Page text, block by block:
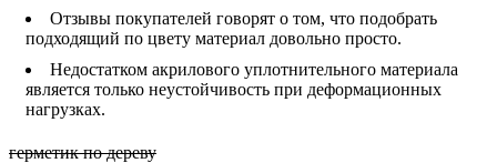
Отзывы покупателей говорят о том, что подобрать
подходящий по цвету материал довольно просто.
Недостатком акрилового уплотнительного материала
является только неустойчивость при деформационных
нагрузках.
герметик по дереву